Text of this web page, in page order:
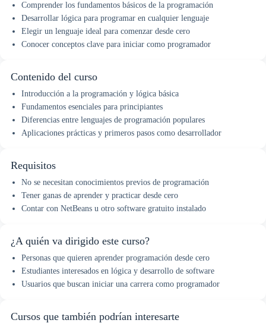
Comprender los fundamentos básicos de la programación
Desarrollar lógica para programar en cualquier lenguaje
Elegir un lenguaje ideal para comenzar desde cero
Conocer conceptos clave para iniciar como programador
Contenido del curso
Introducción a la programación y lógica básica
Fundamentos esenciales para principiantes
Diferencias entre lenguajes de programación populares
Aplicaciones prácticas y primeros pasos como desarrollador
Requisitos
No se necesitan conocimientos previos de programación
Tener ganas de aprender y practicar desde cero
Contar con NetBeans u otro software gratuito instalado
¿A quién va dirigido este curso?
Personas que quieren aprender programación desde cero
Estudiantes interesados en lógica y desarrollo de software
Usuarios que buscan iniciar una carrera como programador
Cursos que también podrían interesarte